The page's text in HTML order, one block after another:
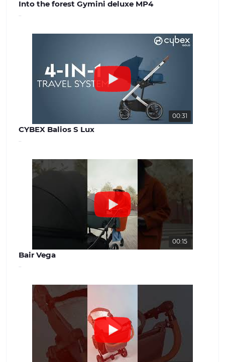
Into the forest Gymini deluxe MP4
00:31
CYBEX Balios S Lux
00:15
Bair Vega